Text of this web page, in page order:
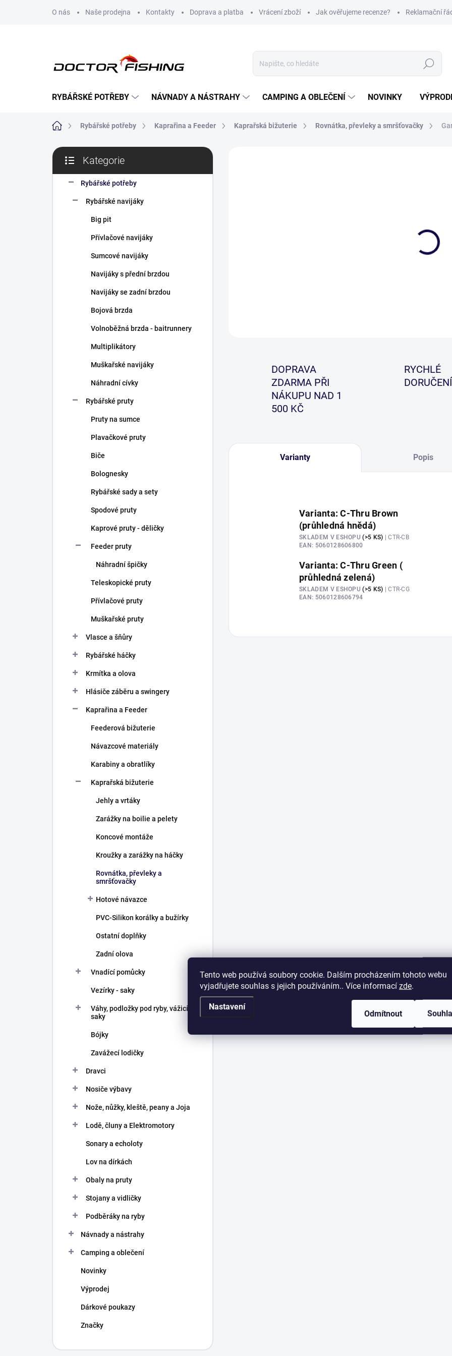
Tento web používá soubory cookie. Dalším procházením tohoto webu
vyjadřujete souhlas s jejich používáním.. Více informací zde.
Nastavení
Odmítnout
O nás Naše prodejna Kontakty Doprava a platba Vrácení zboží Jak ověřujeme recenze? Reklamační
Hledat
RYBÁŘSKÉ POTŘEBY NÁVNADY A NÁSTRAHY CAMPING A OBLEČENÍ NOVINKY
Domů Rybářské potřeby Kaprařina a Feeder Kaprařská bižuterie Rovnátka, převleky a smršťovačky
P
s
kategorie
Kategorie
Rybářské potřeby
Rybářské navijáky
Big pit
Přívlačové navijáky
Sumcové navijáky
Navijáky s přední brzdou
Navijáky se zadní brzdou
Bojová brzda
Volnoběžná brzda - baitrunnery
Multiplikátory
Muškařské navijáky
Náhradní cívky
Rybářské pruty
Pruty na sumce
Plavačkové pruty
Biče
Bolognesky
Rybářské sady a sety
Spodové pruty
Kaprové pruty - děličky
Feeder pruty
Náhradní špičky
Teleskopické pruty
Přívlačové pruty
Muškařské pruty
Vlasce a šňůry
Rybářské háčky
Krmítka a olova
Hlásiče záběru a swingery
Kaprařina a Feeder
Feederová bižuterie
Návazcové materiály
Karabiny a obratlíky
Kaprařská bižuterie
Jehly a vrtáky
Zarážky na boilie a pelety
Koncové montáže
Kroužky a zarážky na háčky
Rovnátka, převleky a
smršťovačky
Hotové návazce
PVC-Silikon korálky a bužírky
Ostatní doplňky
Zadní olova
Vnadící pomůcky
Vezírky - saky
Váhy, podložky pod ryby, vážicí
saky
Bójky
Zavážecí lodičky
Dravci
Nosiče výbavy
Nože, nůžky, kleště, peany a Joja
Lodě, čluny a Elektromotory
Sonary a echoloty
Lov na dírkách
Obaly na pruty
Stojany a vidličky
Podběráky na ryby
Návnady a nástrahy
Camping a oblečení
Novinky
Výprodej
Dárkové poukazy
Značky
DOPRAVA
ZDARMA PŘI
NÁKUPU NAD 1
500 KČ
RYCHLÉ
DORUČENÍ
Varianty Popis
Varianta: C-Thru Brown
(průhledná hnědá)
SKLADEM V ESHOPU(>5 KS) | CTR-CB
EAN: 5060128606800
Varianta: C-Thru Green (
průhledná zelená)
SKLADEM V ESHOPU(>5 KS) | CTR-CG
EAN: 5060128606794